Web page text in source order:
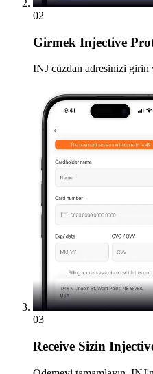
02
Girmek Injective
INJ cüzdan adresinizi girin
03
Receive Sizin